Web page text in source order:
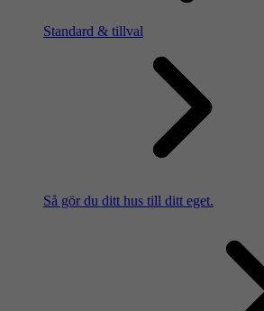
Standard & tillval
Så gör du ditt hus till ditt eget.